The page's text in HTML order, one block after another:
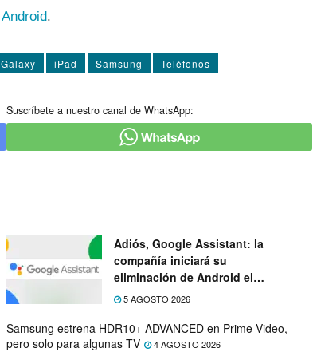
Android.
Galaxy iPad Samsung Teléfonos
Suscríbete a nuestro canal de WhatsApp:
Adiós, Google Assistant: la
compañía iniciará su
eliminación de Android el
próximo mes
5 AGOSTO 2026
Samsung estrena HDR10+ ADVANCED en Prime Video,
pero solo para algunas TV
4 AGOSTO 2026